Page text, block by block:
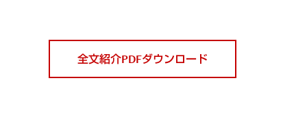
全文紹介PDFダウンロード